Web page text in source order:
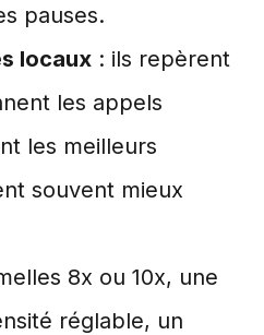
pauses.
locaux : ils repèrent
les appels
les meilleurs
souvent mieux
8x ou 10x, une
réglable, un